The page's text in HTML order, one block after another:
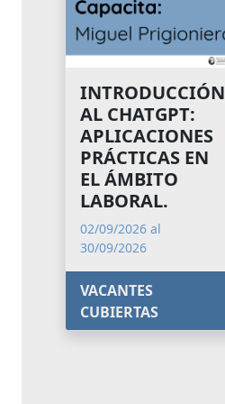
INTRODUCCIÓN
AL CHATGPT:
APLICACIONES
PRÁCTICAS EN
EL ÁMBITO
LABORAL.
02/09/2026 al
30/09/2026
VACANTES
CUBIERTAS